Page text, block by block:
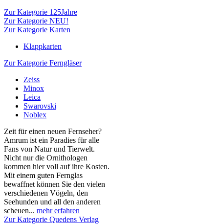
Zur Kategorie 125Jahre
Zur Kategorie NEU!
Zur Kategorie Karten
Klappkarten
Zur Kategorie Ferngläser
Zeiss
Minox
Leica
Swarovski
Noblex
Zeit für einen neuen Fernseher?
Amrum ist ein Paradies für alle
Fans von Natur und Tierwelt.
Nicht nur die Ornithologen
kommen hier voll auf ihre Kosten.
Mit einem guten Fernglas
bewaffnet können Sie den vielen
verschiedenen Vögeln, den
Seehunden und all den anderen
scheuen... mehr erfahren
Zur Kategorie Quedens Verlag